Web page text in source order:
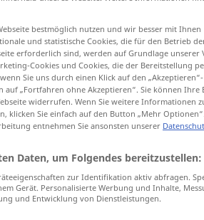
bestmöglich nutzen und wir besser mit Ihnen
und statistische Cookies, die für den Betrieb
erforderlich sind, werden auf Grundlage unserer
Cookies und Cookies, die der Bereitstellung
Sie uns durch einen Klick auf den
auf „Fortfahren ohne Akzeptieren“. Sie können
widerrufen. Wenn Sie weitere Informationen
klicken Sie einfach auf den Button „Mehr
entnehmen Sie ansonsten unserer
Daten, um Folgendes bereitzustellen:
zur Identifikation aktiv abfragen.
Gerät. Personalisierte Werbung und Inhalte,
und Entwicklung von Dienstleistungen.